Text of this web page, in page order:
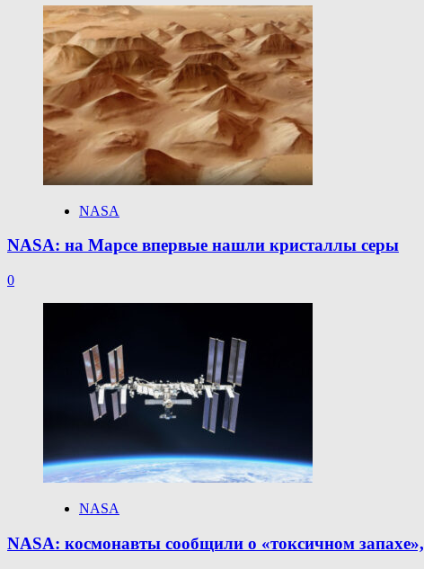
NASA
NASA: на Марсе впервые нашли кристаллы серы
0
NASA
NASA: космонавты сообщили о «токсичном